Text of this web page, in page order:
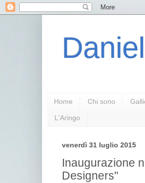
Home Chi sono
L'Aringo
venerdì 31 luglio 2015
Inaugurazione
Designers"